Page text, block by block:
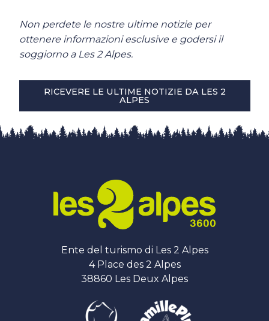
Non perdete le nostre ultime notizie per
ottenere informazioni esclusive e godersi il
soggiorno a Les 2 Alpes.
RICEVERE LE ULTIME NOTIZIE DA LES 2
ALPES
Ente del turismo di Les 2 Alpes
4 Place des 2 Alpes
38860 Les Deux Alpes